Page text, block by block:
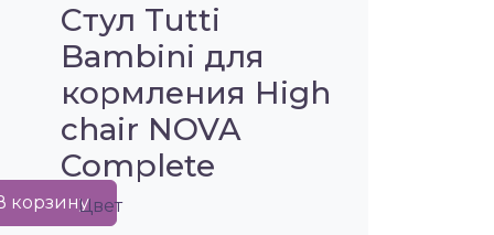
корзину
Стул Tutti
Bambini для
кормления High
chair NOVA
Complete
Цвет